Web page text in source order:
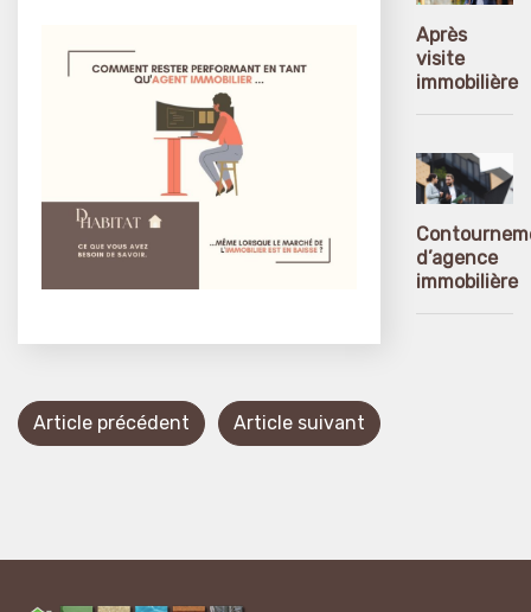
Article précédent Article suivant
Après
visite
immobilière
d’agence
immobilière